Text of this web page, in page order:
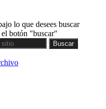
lo que desees buscar
botón "buscar"
Buscar